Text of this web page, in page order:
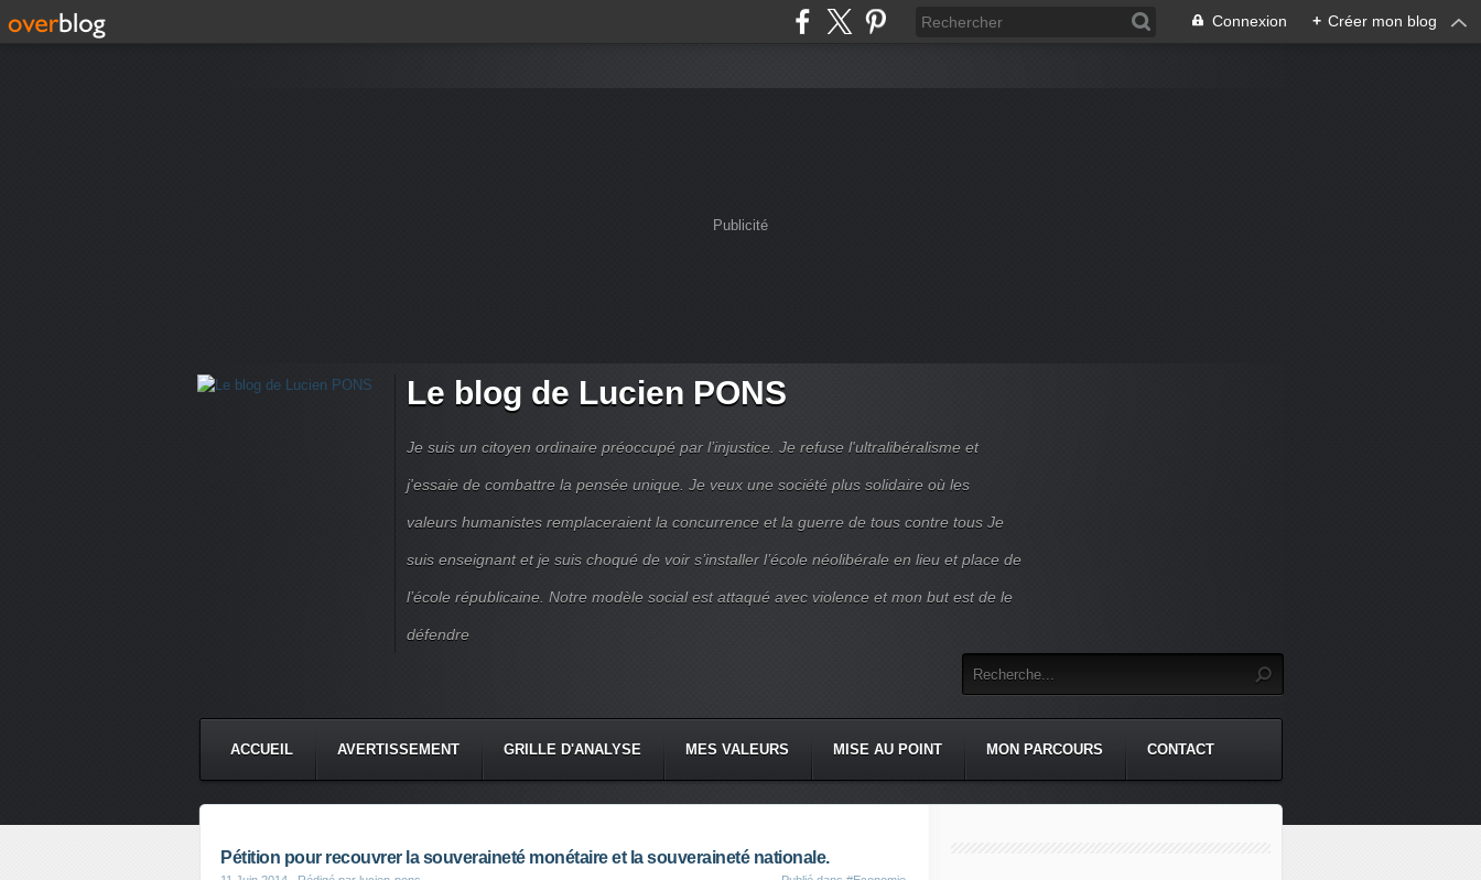
Connexion + Créer mon blog
Publicité
Le blog de Lucien PONS
Je suis un citoyen ordinaire préoccupé par l’injustice. Je refuse l'ultralibéralisme et
j'essaie de combattre la pensée unique. Je veux une société plus solidaire où les
valeurs humanistes remplaceraient la concurrence et la guerre de tous contre tous Je
suis enseignant et je suis choqué de voir s’installer l’école néolibérale en lieu et place de
l’école républicaine. Notre modèle social est attaqué avec violence et mon but est de le
défendre
ACCUEIL AVERTISSEMENT GRILLE D'ANALYSE MES VALEURS MISE AU POINT MON PARCOURS CONTACT
Pétition pour recouvrer la souveraineté monétaire et la souveraineté nationale.